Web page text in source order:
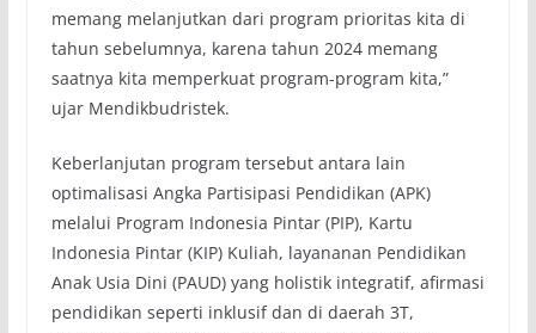
memang melanjutkan dari program prioritas kita di
tahun sebelumnya, karena tahun 2024 memang
saatnya kita memperkuat program-program kita,”
ujar Mendikbudristek.
Keberlanjutan program tersebut antara lain
optimalisasi Angka Partisipasi Pendidikan (APK)
melalui Program Indonesia Pintar (PIP), Kartu
Indonesia Pintar (KIP) Kuliah, layananan Pendidikan
Anak Usia Dini (PAUD) yang holistik integratif, afirmasi
pendidikan seperti inklusif dan di daerah 3T,